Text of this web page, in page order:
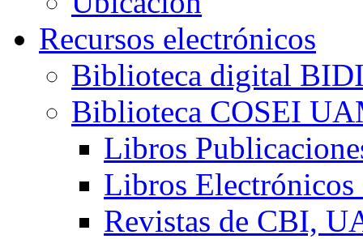
Recursos electrónicos
Biblioteca digital
Biblioteca COSEI
Libros
Libros Electrónicos
Revistas de CBI,